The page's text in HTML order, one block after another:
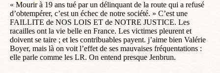
« Mourir à 19 ans tué par un délinquant de la route qui a refusé
d’obtempérer, c’est un échec de notre société. » C’est une
FAILLITE de NOS LOIS ET de NOTRE JUSTICE. Les
racailles ont la vie belle en France. Les victimes pleurent et
doivent se taire ; et les contribuables payent. j’aime bien Valérie
Boyer, mais là on voit l’effet de ses mauvaises fréquentations :
elle parle comme les LR. On entend presque Jenbrun.